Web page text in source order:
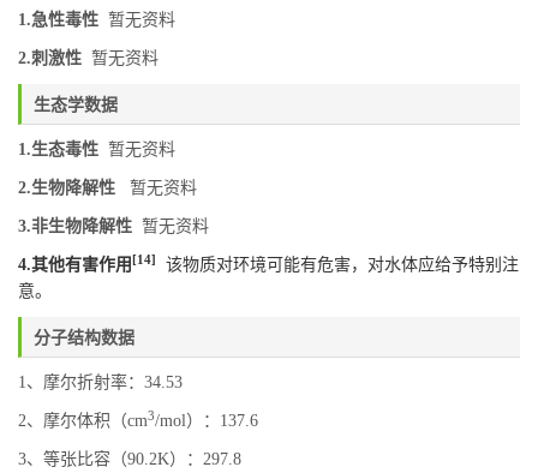
1.急性毒性 暂无资料
2.刺激性 暂无资料
生态学数据
1.生态毒性 暂无资料
2.生物降解性 暂无资料
3.非生物降解性 暂无资料
4.其他有害作用 [14]
该物质对环境可能有危害，对水体应给予特别注
意。
分子结构数据
1、摩尔折射率：34.53
2、摩尔体积（cm3/mol）：137.6
3、等张比容（90.2K）：297.8